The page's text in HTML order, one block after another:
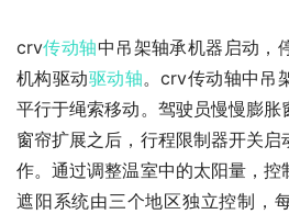
crv传动轴中吊架轴承机器启动，
机构驱动驱动轴。crv传动轴中吊
平行于绳索移动。驾驶员慢慢膨
窗帘扩展之后，行程限制器开关
作。通过调整温室中的太阳量，
遮阳系统由三个地区独立控制，